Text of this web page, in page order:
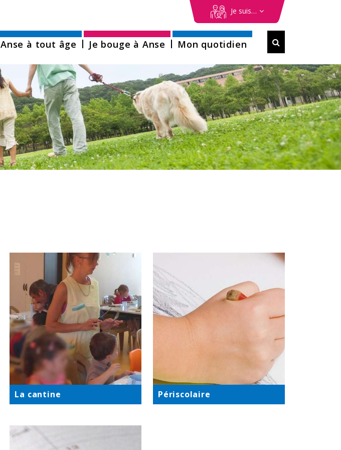
Je suis…

de
recherche
Anse à tout âge Je bouge à Anse Mon quotidien
La cantine Périscolaire